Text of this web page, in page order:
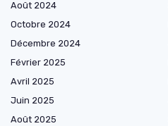
Août 2024
Octobre 2024
Décembre 2024
Février 2025
Avril 2025
Juin 2025
Août 2025